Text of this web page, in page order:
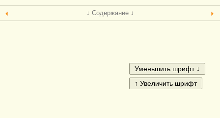
↓ Содержание ↓